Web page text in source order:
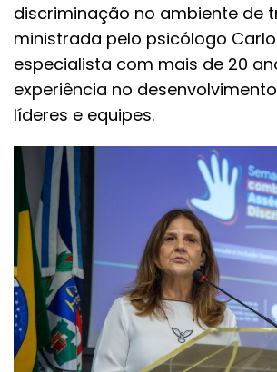
discriminação no ambiente de
ministrada pelo psicólogo
especialista com mais de 20
experiência no
líderes e equipes.